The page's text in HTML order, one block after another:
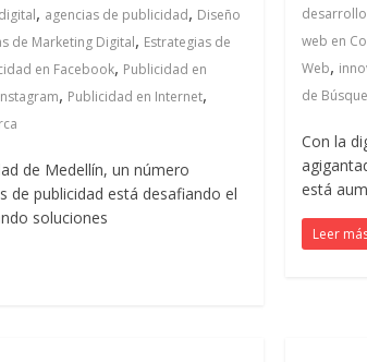
, agencias de publicidad, Diseño
de Marketing Digital, Estrategias de
en Facebook, Publicidad en
, Publicidad en Internet,
de Medellín, un número
de publicidad está desafiando el
soluciones
web en
Web,
de
Con la
está
Leer